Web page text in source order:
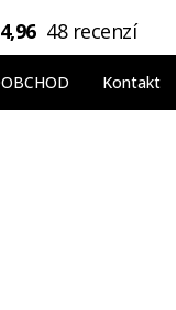
4,96 48 recenzí
Kontakt